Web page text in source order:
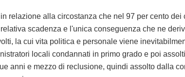
alla circostanza che nel 97 per cento dei
scadenza e l'unica conseguenza che ne
la cui vita politica e personale viene
locali condannati in primo grado e poi
anni e mezzo di reclusione, quindi assolto dalla